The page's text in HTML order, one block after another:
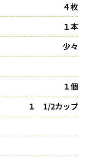
４枚
１本
少々
１個
１ 1/2カップ